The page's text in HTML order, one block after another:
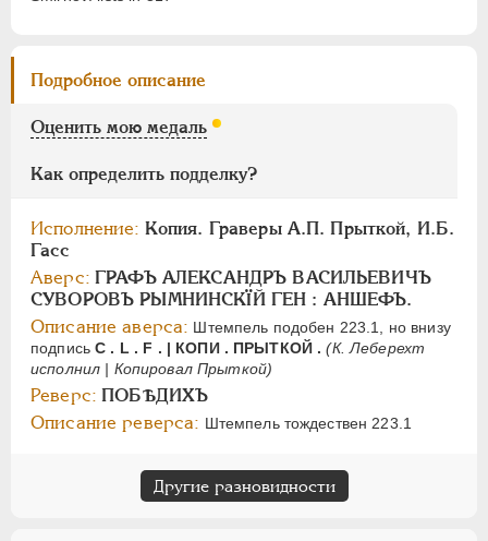
Подробное описание
Оценить мою медаль
Как определить подделку?
Исполнение: Копия. Граверы А.П. Прыткой, И.Б.
Гасс
Аверс: ГРАФЪ АЛЕКСАНДРЪ ВАСИЛЬЕВИЧЪ
СУВОРОВЪ РЫМНИНСКÏЙ ГЕН : АНШЕФЪ.
Описание аверса: Штемпель подобен 223.1, но внизу
подписьС . L . F . | КОПИ . ПРЫТКОЙ . (К. Леберехт
исполнил | Копировал Прыткой)
Реверс: ПОБѢДИХЪ
Описание реверса: Штемпель тождествен 223.1
Другие разновидности
АЛЕКСАНДР I 1801-1825
1826-1855
АЛЕКСАНДР II 1855-1881
АЛЕКСАНДР III 1881-1894
СЕРИИ МЕДАЛЕЙ 1600-1881